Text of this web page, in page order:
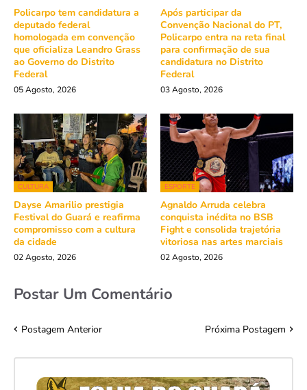
Policarpo tem candidatura a
deputado federal
homologada em convenção
que oficializa Leandro Grass
ao Governo do Distrito
Federal
05 Agosto, 2026
Após participar da
Convenção Nacional do PT,
Policarpo entra na reta final
para confirmação de sua
candidatura no Distrito
Federal
03 Agosto, 2026
CULTURA
Dayse Amarilio prestigia
Festival do Guará e reafirma
compromisso com a cultura
da cidade
02 Agosto, 2026
ESPORTE
Agnaldo Arruda celebra
conquista inédita no BSB
Fight e consolida trajetória
vitoriosa nas artes marciais
02 Agosto, 2026
Postar Um Comentário
Postagem Anterior Próxima Postagem